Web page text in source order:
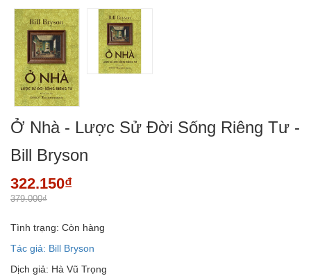
Ở Nhà - Lược Sử Đời Sống Riêng Tư -
Bill Bryson
322.150₫
379.000₫
Tình trạng: Còn hàng
Tác giả: Bill Bryson
Dịch giả: Hà Vũ Trọng